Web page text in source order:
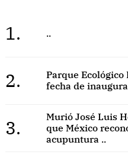
1. ..
2.
Parque Ecológico
fecha de
3.
Murió José Luis
que México
acupuntura ..